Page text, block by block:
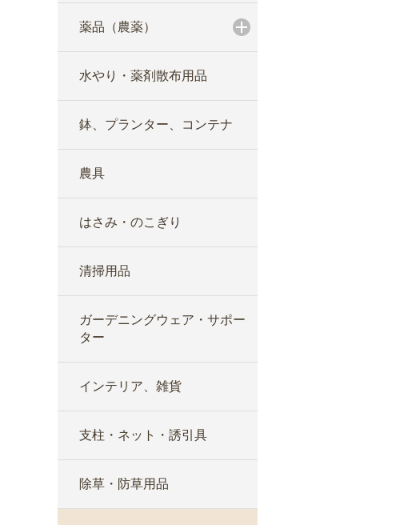
薬品（農薬）
水やり・薬剤散布用品
鉢、プランター、コンテナ
農具
はさみ・のこぎり
清掃用品
ガーデニングウェア・サポー
ター
インテリア、雑貨
支柱・ネット・誘引具
除草・防草用品